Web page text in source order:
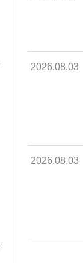
2026.08.03
2026.08.03